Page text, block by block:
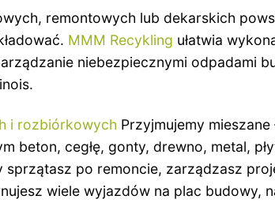
remontowych lub dekarskich
MMM Recykling ułatwia
niebezpiecznymi odpadami
i rozbiórkowych Przyjmujemy
beton, cegłę, gonty, drewno, metal,
po remoncie, zarządzasz
wiele wyjazdów na plac budowy,